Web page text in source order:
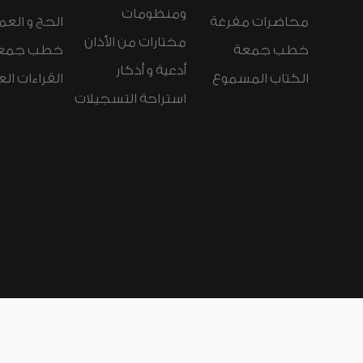
محاضرات مفرغة
خطب جمعة
الكتاب المسموع
ومنظومات
مختارات من الأذان
أدعية و أذكار
استراحة التسجيلات
الحج و
خطب
القراءات